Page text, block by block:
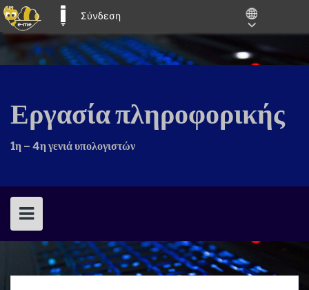
Εργασία πληροφορικής
1η – 4η γενιά υπολογιστών
E-ME BLOGS
Σύνδεση